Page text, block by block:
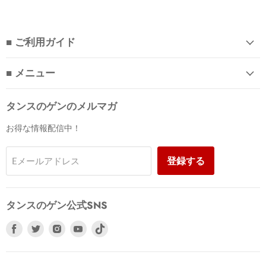
■ ご利用ガイド
■ メニュー
タンスのゲンのメルマガ
お得な情報配信中！
Eメールアドレス 登録する
タンスのゲン公式SNS
FacebookTwitter InstagramYoutube